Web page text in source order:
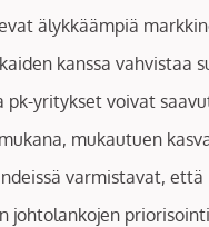
älykkäämpiä
kanssa vahvistaa
yritykset voivat
mukautuen
varmistavat,
johtolankojen